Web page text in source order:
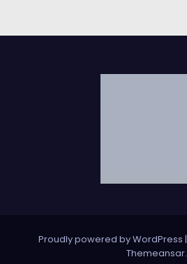
Proudly powered by WordPress |
Themeansar.